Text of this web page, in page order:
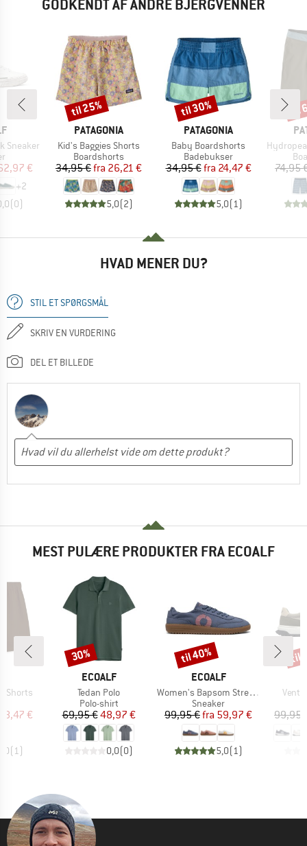
GODKENDT AF ANDRE BJERGVENNER
Sneaker
pris
€
+2
(0)
MÆRKE
PATAGONIA
Artikel
Kid's Baggies Shorts
Produktgruppe
Boardshorts
Pris
34,95 € Nedsat pris
fra 26,21 €
5,0(2)
Rabat
til 25%
MÆRKE
PATAGONIA
Artikel
Baby Boardshorts
Produktgruppe
Badebukser
Pris
34,95 € Nedsat pris
fra 24,47 €
5,0(1)
Rabat
til 30%
Artikel
Hydropeak
74,95
HVAD MENER DU?
STIL ET SPØRGSMÅL
SKRIV EN VURDERING
DEL ET BILLEDE
MEST PULÆRE PRODUKTER FRA ECOALF
Shorts
pris
€
(1)
MÆRKE
ECOALF
Artikel
Tedan Polo
Produktgruppe
Polo-shirt
Pris
69,95 €Nedsat pris
48,97 €
0,0(0)
Rabat
30%
MÆRKE
ECOALF
Artikel
Women's Bapsom Strenk Sneaker
Produktgruppe
Sneaker
Pris
99,95 € Nedsat pris
fra 59,97 €
5,0(1)
Rabat
til 40%
Artikel
99,95
til